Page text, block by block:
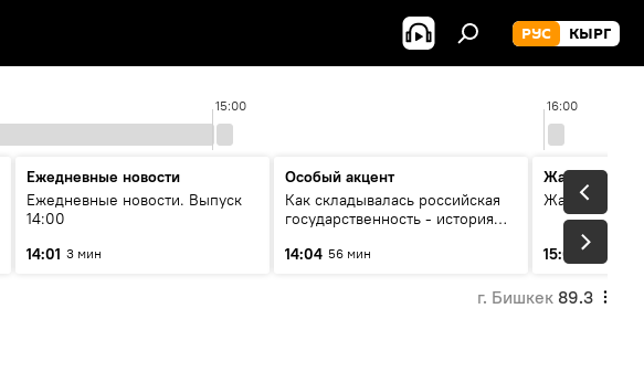
РУС КЫРГ
15:00 16:00
Ежедневные новости
Ежедневные новости. Выпуск
14:00
14:01 3 мин
Особый акцент
Как складывалась российская
государственность - история
глазами аналитиков
14:04 56 мин
Жаңылыктар
15:01 3 мин
г. Бишкек 89.3